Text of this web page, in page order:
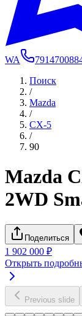
WA
Поиск
/
Mazda
/
CX-5
/
90
Mazda
2WD
Поделиться
1 902 000 ₽
Открыть
Previous slide